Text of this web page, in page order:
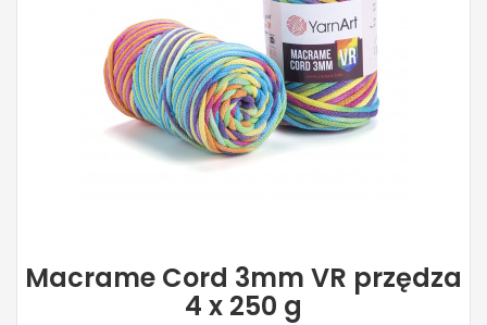
Macrame Cord 3mm VR przędza
4 x 250 g